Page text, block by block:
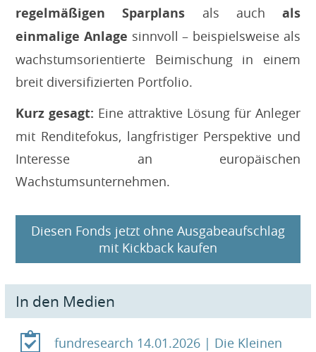
regelmäßigen Sparplans als auchals
einmalige Anlage sinnvoll – beispielsweise als
wachstumsorientierte Beimischung in einem
breit diversifizierten Portfolio.
Kurz gesagt: Eine attraktive Lösung für Anleger
mit Renditefokus, langfristiger Perspektive und
Interesse an europäischen
Wachstumsunternehmen.
Diesen Fonds jetzt ohne Ausgabeaufschlag
mit Kickback kaufen
In den Medien
fundresearch 14.01.2026 | Die Kleinen